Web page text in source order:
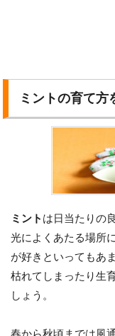
ミントの育て方
ミント は日当たりの
光によくあたる場所
が好きといってもあ
枯れてしまったり生
しょう。